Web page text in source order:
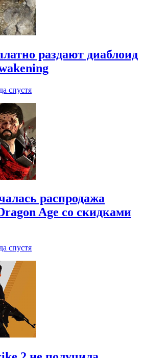
раздают диаблоид
спустя
распродажа
Age со скидками
спустя